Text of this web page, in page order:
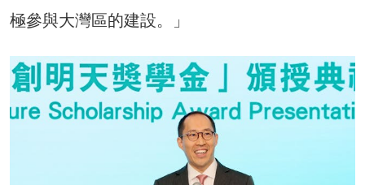
極參與大灣區的建設。」